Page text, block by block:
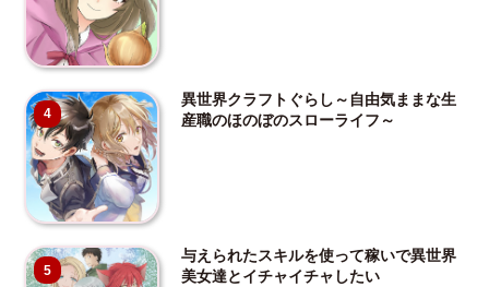
4
異世界クラフトぐらし～自由気ままな生
産職のほのぼのスローライフ～
5
与えられたスキルを使って稼いで異世界
美女達とイチャイチャしたい